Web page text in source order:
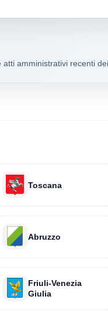
amministrativi recenti
Toscana
Abruzzo
Friuli-Venezia
Giulia